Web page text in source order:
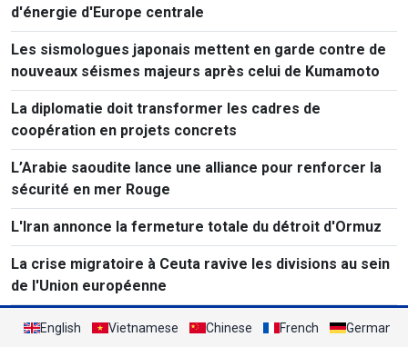
d'énergie d'Europe centrale
Les sismologues japonais mettent en garde contre de
nouveaux séismes majeurs après celui de Kumamoto
La diplomatie doit transformer les cadres de
coopération en projets concrets
L’Arabie saoudite lance une alliance pour renforcer la
sécurité en mer Rouge
L'Iran annonce la fermeture totale du détroit d'Ormuz
La crise migratoire à Ceuta ravive les divisions au sein
de l'Union européenne
English Vietnamese Chinese French German